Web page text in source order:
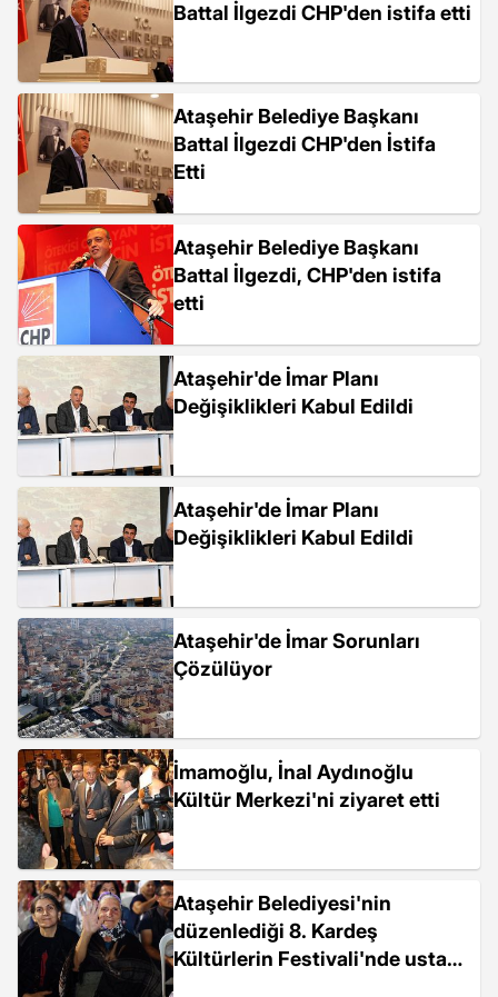
Battal İlgezdi CHP'den istifa etti
Ataşehir Belediye Başkanı
Battal İlgezdi CHP'den İstifa
Etti
Ataşehir Belediye Başkanı
Battal İlgezdi, CHP'den istifa
etti
Ataşehir'de İmar Planı
Değişiklikleri Kabul Edildi
Ataşehir'de İmar Planı
Değişiklikleri Kabul Edildi
Ataşehir'de İmar Sorunları
Çözülüyor
İmamoğlu, İnal Aydınoğlu
Kültür Merkezi'ni ziyaret etti
Ataşehir Belediyesi'nin
düzenlediği 8. Kardeş
Kültürlerin Festivali'nde usta